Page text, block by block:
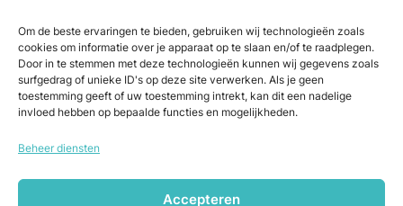
Om de beste ervaringen te bieden, gebruiken wij technologieën zoals
cookies om informatie over je apparaat op te slaan en/of te raadplegen.
Door in te stemmen met deze technologieën kunnen wij gegevens zoals
surfgedrag of unieke ID's op deze site verwerken. Als je geen
toestemming geeft of uw toestemming intrekt, kan dit een nadelige
invloed hebben op bepaalde functies en mogelijkheden.
Beheer diensten
Accepteren
Waarom Hartbewust
Over Joyce
De webshop
Blog
Herroeping en annuleren